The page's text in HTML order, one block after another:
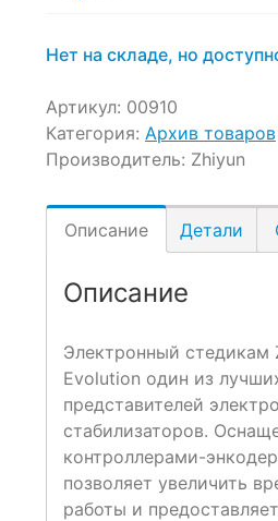
Нет на складе, но
Артикул: 00910
Категория: Архив товаров
Производитель: Zhiyun
Описание Детали
Описание
Электронный стедикам
Evolution один из
представителей
стабилизаторов.
контроллерами-
позволяет увеличить
работы и